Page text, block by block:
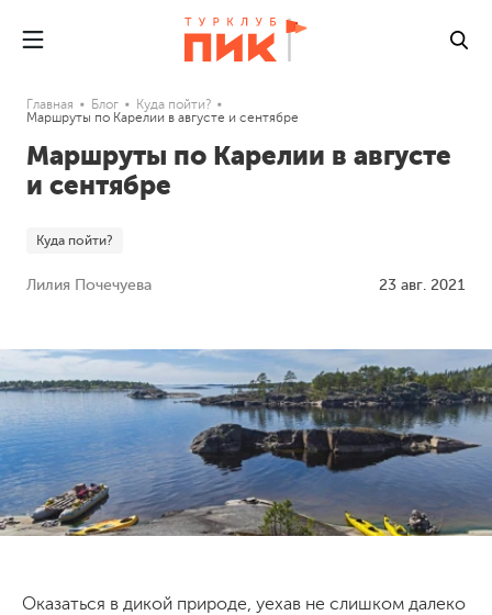
Главная Блог
Куда пойти?
Маршруты по Карелии в августе и сентябре
Маршруты по Карелии в августе
и сентябре
Куда пойти?
Лилия Почечуева 23 авг. 2021
Оказаться в дикой природе, уехав не слишком далеко